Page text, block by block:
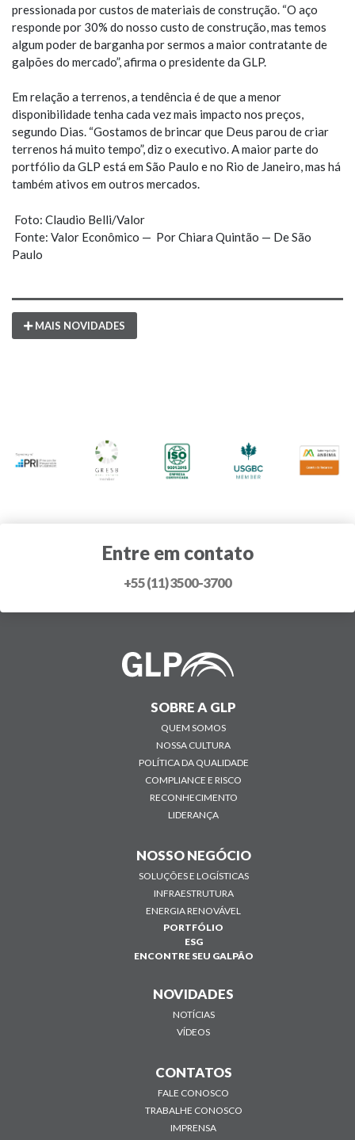
pressionada por custos de materiais de construção. “O aço
responde por 30% do nosso custo de construção, mas temos
algum poder de barganha por sermos a maior contratante de
galpões do mercado”, afirma o presidente da GLP.
Em relação a terrenos, a tendência é de que a menor
disponibilidade tenha cada vez mais impacto nos preços,
segundo Dias. “Gostamos de brincar que Deus parou de criar
terrenos há muito tempo”, diz o executivo. A maior parte do
portfólio da GLP está em São Paulo e no Rio de Janeiro, mas há
também ativos em outros mercados.
Foto: Claudio Belli/Valor
Fonte: Valor Econômico — Por Chiara Quintão — De São
Paulo
MAIS NOVIDADES
Entre em contato
+55 (11) 3500-3700
SOBRE A GLP
QUEM SOMOS
NOSSA CULTURA
POLÍTICA DA QUALIDADE
COMPLIANCE E RISCO
RECONHECIMENTO
LIDERANÇA
NOSSO NEGÓCIO
SOLUÇÕES E LOGÍSTICAS
INFRAESTRUTURA
ENERGIA RENOVÁVEL
PORTFÓLIO
ESG
ENCONTRE SEU GALPÃO
NOVIDADES
NOTÍCIAS
VÍDEOS
CONTATOS
FALE CONOSCO
TRABALHE CONOSCO
IMPRENSA